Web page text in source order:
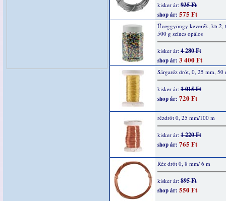
kisker ár: 935 Ft
shop ár: 575 Ft
Üveggyöngy keverék, kb.2,
500 g színes opálos
kisker ár: 4 280 Ft
shop ár: 3 400 Ft
Sárgaréz drót, 0, 25 mm, 50
kisker ár: 1 015 Ft
shop ár: 720 Ft
rézdrót 0, 25 mm/100 m
kisker ár: 1 220 Ft
shop ár: 765 Ft
Réz drót 0, 8 mm/ 6 m
kisker ár: 895 Ft
shop ár: 550 Ft